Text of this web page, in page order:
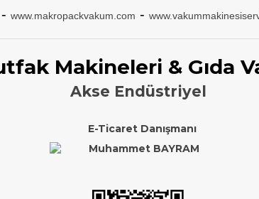
- www.makropackvakum.com -
Makineleri & Gıda
Akse Endüstriyel
E-Ticaret Danışmanı